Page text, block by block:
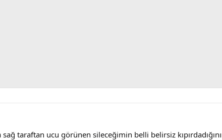
taraftan ucu görünen sileceğimin belli belirsiz